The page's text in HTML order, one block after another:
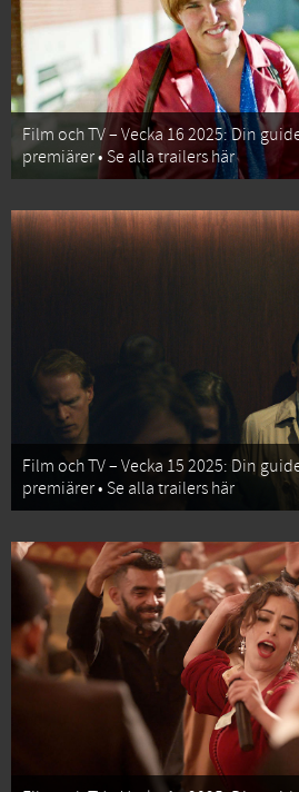
Film och TV – Vecka 16 2025: Din
premiärer • Se alla trailers här
Film och TV – Vecka 15 2025: Din
premiärer • Se alla trailers här